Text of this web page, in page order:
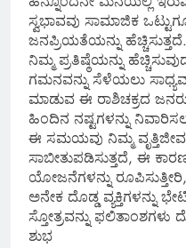
ಸ್ವಭಾವವು ಸಾಮಾಜಿಕ
ಜನಪ್ರಿಯತೆಯನ್ನು
ನಿಮ್ಮ ಪ್ರತಿಷ್ಠೆಯನ್ನು
ಗಮನವನ್ನು ಸೆಳೆಯಲು
ಮಾಡುವ ಈ ರಾಶಿಚಕ್ರದ
ಹಿಂದಿನ ನಷ್ಟಗಳನ್ನು
ಈ ಸಮಯವು ನಿಮ್ಮ
ಸಾಬೀತುಪಡಿಸುತ್ತದೆ, ಈ
ಯೋಜನೆಗಳನ್ನು
ಅನೇಕ ದೊಡ್ಡ ವ್ಯಕ್ತಿಗಳನ್ನು
ಸ್ತೋತ್ರವನ್ನು
ಶುಭ